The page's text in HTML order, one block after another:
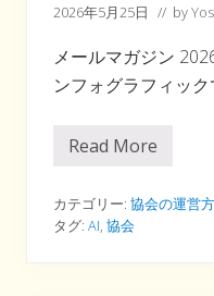
2026年5月25日 // by
メールマガジン
ンフォグラフィッ
イ
ォ
グ
ラ
Read More
カテゴリー: 協会の運営
タグ: AI, 協会